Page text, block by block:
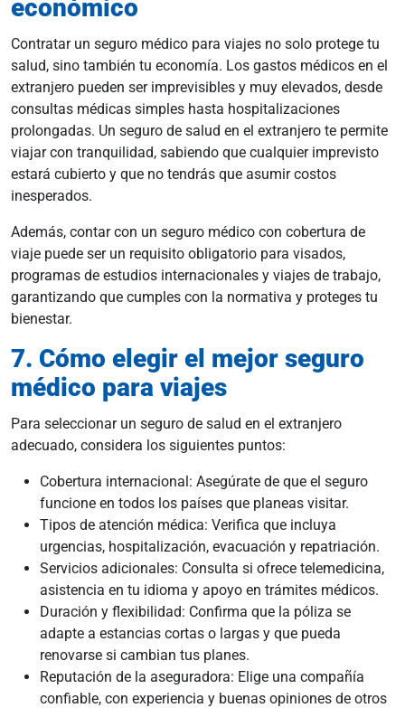
económico
Contratar un seguro médico para viajes no solo protege tu
salud, sino también tu economía. Los gastos médicos en el
extranjero pueden ser imprevisibles y muy elevados, desde
consultas médicas simples hasta hospitalizaciones
prolongadas. Un seguro de salud en el extranjero te permite
viajar con tranquilidad, sabiendo que cualquier imprevisto
estará cubierto y que no tendrás que asumir costos
inesperados.
Además, contar con un seguro médico con cobertura de
viaje puede ser un requisito obligatorio para visados,
programas de estudios internacionales y viajes de trabajo,
garantizando que cumples con la normativa y proteges tu
bienestar.
7. Cómo elegir el mejor seguro
médico para viajes
Para seleccionar un seguro de salud en el extranjero
adecuado, considera los siguientes puntos:
Cobertura internacional: Asegúrate de que el seguro
funcione en todos los países que planeas visitar.
Tipos de atención médica: Verifica que incluya
urgencias, hospitalización, evacuación y repatriación.
Servicios adicionales: Consulta si ofrece telemedicina,
asistencia en tu idioma y apoyo en trámites médicos.
Duración y flexibilidad: Confirma que la póliza se
adapte a estancias cortas o largas y que pueda
renovarse si cambian tus planes.
Reputación de la aseguradora: Elige una compañía
confiable, con experiencia y buenas opiniones de otros